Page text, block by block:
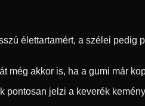
élettartamért, a szélei pedig
még akkor is, ha a gumi már
jelzi a keverék